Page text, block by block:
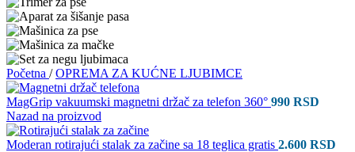
Početna / OPREMA ZA KUĆNE LJUBIMCE
MagGrip vakuumski magnetni držač za telefon 360° 990 RSD
Nazad na proizvod
Moderan rotirajući stalak za začine sa 18 teglica gratis 2.600 RSD